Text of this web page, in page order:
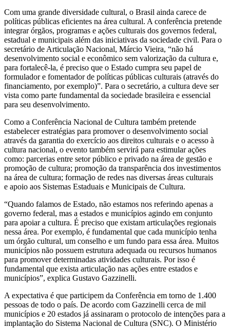
Com uma grande diversidade cultural, o Brasil ainda carece de
políticas públicas eficientes na área cultural. A conferência pretende
integrar órgãos, programas e ações culturais dos governos federal,
estadual e municipais além das iniciativas da sociedade civil. Para o
secretário de Articulação Nacional, Márcio Vieira, “não há
desenvolvimento social e econômico sem valorização da cultura e,
para fortalecê-la, é preciso que o Estado cumpra seu papel de
formulador e fomentador de políticas públicas culturais (através do
financiamento, por exemplo)”. Para o secretário, a cultura deve ser
vista como parte fundamental da sociedade brasileira e essencial
para seu desenvolvimento.
Como a Conferência Nacional de Cultura também pretende
estabelecer estratégias para promover o desenvolvimento social
através da garantia do exercício aos direitos culturais e o acesso à
cultura nacional, o evento também servirá para estimular ações
como: parcerias entre setor público e privado na área de gestão e
promoção de cultura; promoção da transparência dos investimentos
na área de cultura; formação de redes nas diversas áreas culturais
e apoio aos Sistemas Estaduais e Municipais de Cultura.
“Quando falamos de Estado, não estamos nos referindo apenas a
governo federal, mas a estados e municípios agindo em conjunto
para apoiar a cultura. É preciso que existam articulações regionais
nessa área. Por exemplo, é fundamental que cada município tenha
um órgão cultural, um conselho e um fundo para essa área. Muitos
municípios não possuem estrutura adequada ou recursos humanos
para promover determinadas atividades culturais. Por isso é
fundamental que exista articulação nas ações entre estados e
municípios”, explica Gustavo Gazzinelli.
A expectativa é que participem da Conferência em torno de 1.400
pessoas de todo o país. De acordo com Gazzinelli cerca de mil
municípios e 20 estados já assinaram o protocolo de intenções para a
implantação do Sistema Nacional de Cultura (SNC). O Ministério